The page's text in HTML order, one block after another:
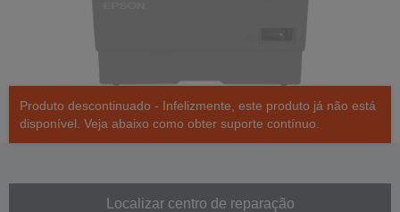
Produto descontinuado - Infelizmente, este produto já não está
disponível. Veja abaixo como obter suporte contínuo.
Localizar centro de reparação